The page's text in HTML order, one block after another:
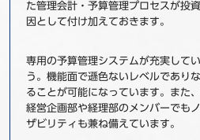
た管理会計・予算管理プロセスが投
因として付け加えておきます。
専用の予算管理システムが充実して
う。機能面で遜色ないレベルであり
ることが可能になっています。また
経営企画部や経理部のメンバーでも
ザビリティも兼ね備えています。